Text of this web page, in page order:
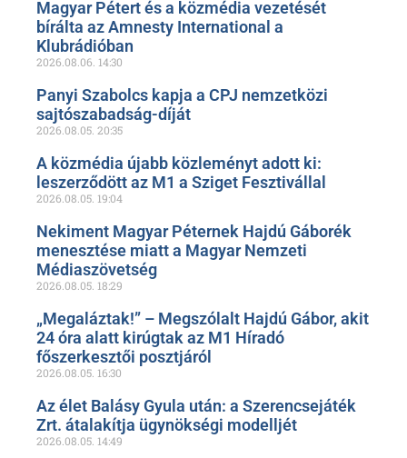
Magyar Pétert és a közmédia vezetését
bírálta az Amnesty International a
Klubrádióban
2026.08.06. 14:30
Panyi Szabolcs kapja a CPJ nemzetközi
sajtószabadság-díját
2026.08.05. 20:35
A közmédia újabb közleményt adott ki:
leszerződött az M1 a Sziget Fesztivállal
2026.08.05. 19:04
Nekiment Magyar Péternek Hajdú Gáborék
menesztése miatt a Magyar Nemzeti
Médiaszövetség
2026.08.05. 18:29
„Megaláztak!” – Megszólalt Hajdú Gábor, akit
24 óra alatt kirúgtak az M1 Híradó
főszerkesztői posztjáról
2026.08.05. 16:30
Az élet Balásy Gyula után: a Szerencsejáték
Zrt. átalakítja ügynökségi modelljét
2026.08.05. 14:49